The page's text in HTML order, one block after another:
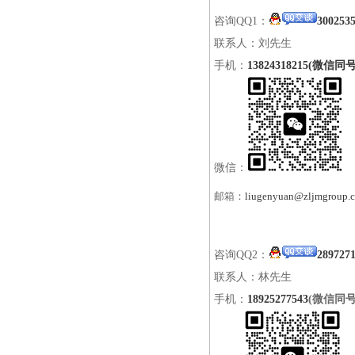
咨询QQ1：
联系人：刘先生
手机： 13824318215(微信同
微信：
邮箱：
咨询QQ2：
联系人：林先生
手机： 18925277543(微信同